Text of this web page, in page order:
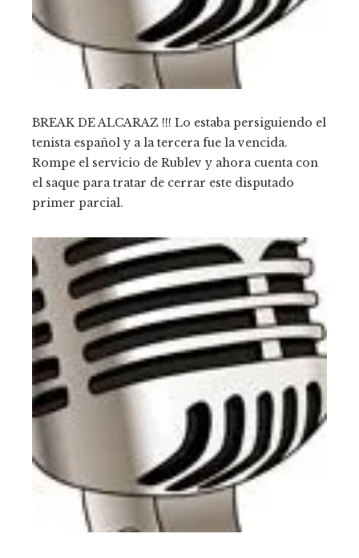
BREAK DE ALCARAZ !!! Lo estaba persiguiendo el
tenista español y a la tercera fue la vencida.
Rompe el servicio de Rublev y ahora cuenta con
el saque para tratar de cerrar este disputado
primer parcial.